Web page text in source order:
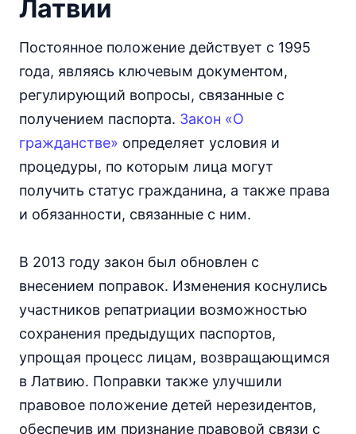
Латвии
Постоянное положение действует с 1995
года, являясь ключевым документом,
регулирующий вопросы, связанные с
получением паспорта. Закон «О
гражданстве» определяет условия и
процедуры, по которым лица могут
получить статус гражданина, а также права
и обязанности, связанные с ним.
В 2013 году закон был обновлен с
внесением поправок. Изменения коснулись
участников репатриации возможностью
сохранения предыдущих паспортов,
упрощая процесс лицам, возвращающимся
в Латвию. Поправки также улучшили
правовое положение детей нерезидентов,
обеспечив им признание правовой связи с